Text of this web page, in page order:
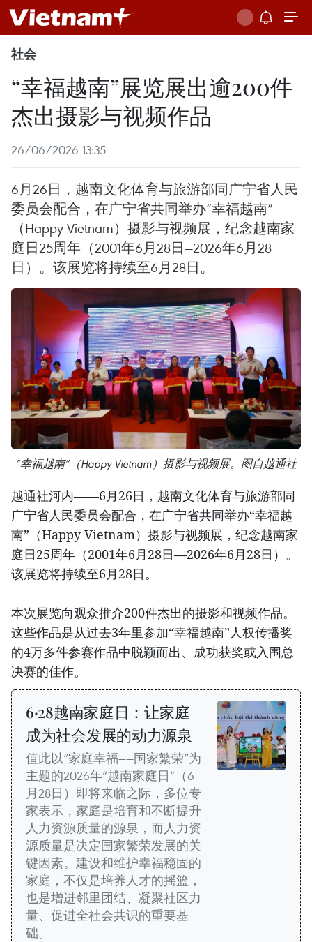
社会
“幸福越南”展览展出逾200件
杰出摄影与视频作品
26/06/2026 13:35
6月26日，越南文化体育与旅游部同广宁省人民
委员会配合，在广宁省共同举办“幸福越南”
（Happy Vietnam）摄影与视频展，纪念越南家
庭日25周年（2001年6月28日—2026年6月28
日）。该展览将持续至6月28日。
“幸福越南”（Happy Vietnam）摄影与视频展。图自越通社
越通社河内——6月26日，越南文化体育与旅游部同
广宁省人民委员会配合，在广宁省共同举办“幸福越
南”（Happy Vietnam）摄影与视频展，纪念越南家
庭日25周年（2001年6月28日—2026年6月28日）。
该展览将持续至6月28日。
本次展览向观众推介200件杰出的摄影和视频作品。
这些作品是从过去3年里参加“幸福越南”人权传播奖
的4万多件参赛作品中脱颖而出、成功获奖或入围总
决赛的佳作。
6·28越南家庭日：让家庭
成为社会发展的动力源泉
值此以“家庭幸福——国家繁荣”为
主题的2026年“越南家庭日”（6
月28日）即将来临之际，多位专
家表示，家庭是培育和不断提升
人力资源质量的源泉，而人力资
源质量是决定国家繁荣发展的关
键因素。建设和维护幸福稳固的
家庭，不仅是培养人才的摇篮，
也是增进邻里团结、凝聚社区力
量、促进全社会共识的重要基
础。